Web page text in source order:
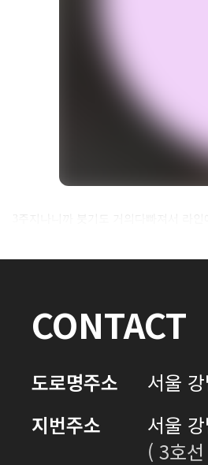
CONTACT
도로명주소
서울
지번주소
서울
( 3호